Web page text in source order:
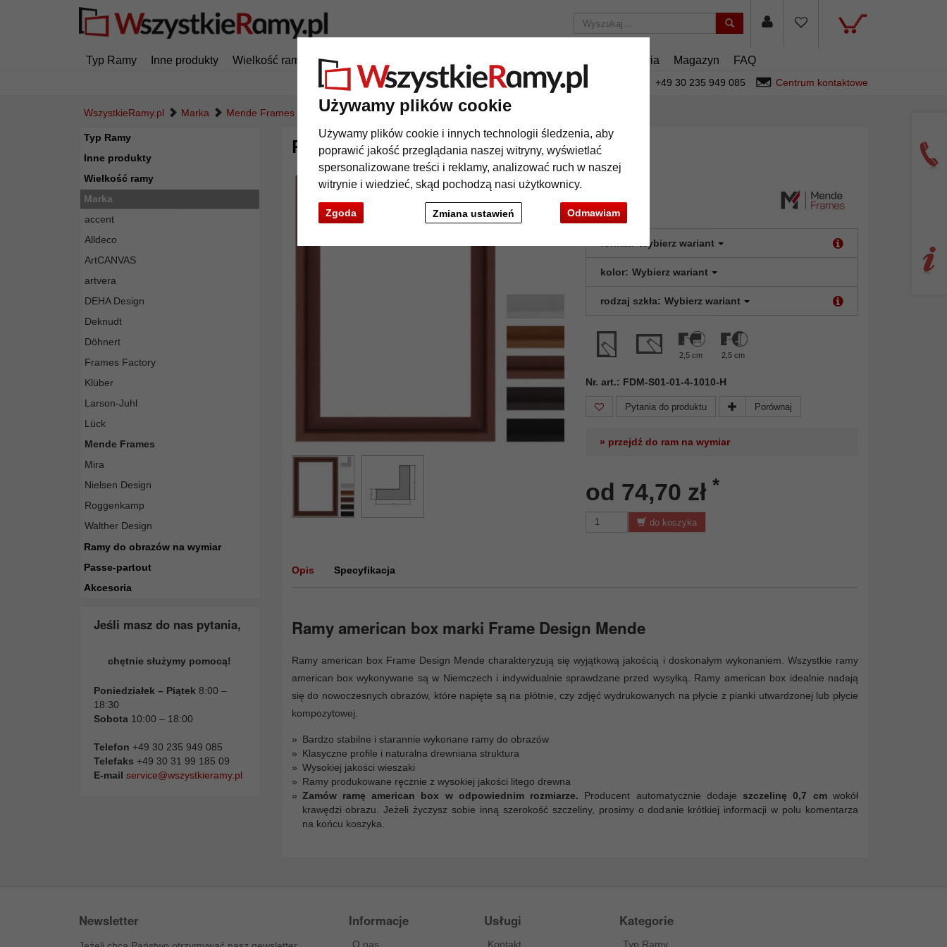
Używamy plików cookie
Używamy plików cookie i innych technologii śledzenia, aby
poprawić jakość przeglądania naszej witryny, wyświetlać
spersonalizowane treści i reklamy, analizować ruch w naszej
witrynie i wiedzieć, skąd pochodzą nasi użytkownicy.
Zgoda Odmawiam
Zmiana ustawień
Typ Ramy Inne produkty Wielkość ramy Marka Akcesoria Magazyn FAQ
Tylko 25,95 złza wysyłkę. +49 30 235 949 085 Centrum kontaktowe
WszystkieRamy.pl Marka Mende Frames Rama american box Iguas
Typ Ramy
Inne produkty
Wielkość ramy
Marka
accent
Alldeco
ArtCANVAS
artvera
DEHA Design
Deknudt
Döhnert
Frames Factory
Klüber
Larson-Juhl
Lück
Mende Frames
Mira
Nielsen Design
Roggenkamp
Walther Design
Ramy do obrazów na wymiar
Passe-partout
Akcesoria
Jeśli masz do nas pytania,
chętnie służymy pomocą!
Poniedziałek – Piątek 8:00 –
18:30
Sobota 10:00 – 18:00
Telefon +49 30 235 949 085
Telefaks +49 30 31 99 185 09
E-mail service@wszystkieramy.pl
Rama american box Iguas
Wybierz wariant
kolor: Wybierz wariant
rodzaj szkła: Wybierz wariant
2,5 cm 2,5 cm
Nr. art.: FDM-S01-01-4-1010-H
Pytania do produktu Porównaj
» przejdź do ram na wymiar
od 74,70 zł *
do koszyka
Opis Specyfikacja
Ramy american box marki Frame Design Mende
Ramy american box Frame Design Mende charakteryzują się wyjątkową jakością i doskonałym wykonaniem. Wszystkie ramy
american box wykonywane są w Niemczech i indywidualnie sprawdzane przed wysyłką. Ramy american box idealnie nadają
się do nowoczesnych obrazów, które napięte są na płótnie, czy zdjęć wydrukowanych na płycie z pianki utwardzonej lub płycie
kompozytowej.
Bardzo stabilne i starannie wykonane ramy do obrazów
Klasyczne profile i naturalna drewniana struktura
Wysokiej jakości wieszaki
Ramy produkowane ręcznie z wysokiej jakości litego drewna
Zamów ramę american box w odpowiednim rozmiarze. Producent automatycznie dodaje szczelinę 0,7 cmwokół
krawędzi obrazu. Jeżeli życzysz sobie inną szerokość szczeliny, prosimy o dodanie krótkiej informacji w polu komentarza
na końcu koszyka.
Newsletter Informacje
O nas
Usługi
Kontakt
Kategorie
Typ Ramy